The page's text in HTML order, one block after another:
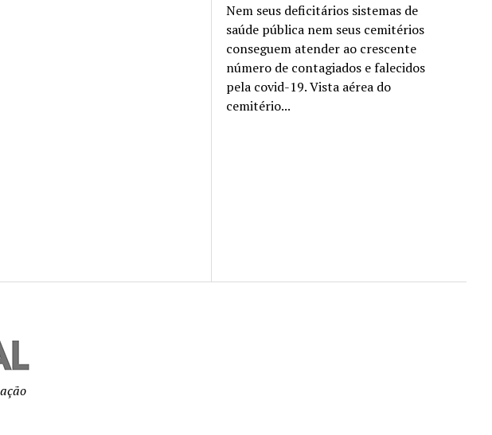
Nem seus deficitários sistemas de
saúde pública nem seus cemitérios
conseguem atender ao crescente
número de contagiados e falecidos
pela covid-19. Vista aérea do
cemitério...